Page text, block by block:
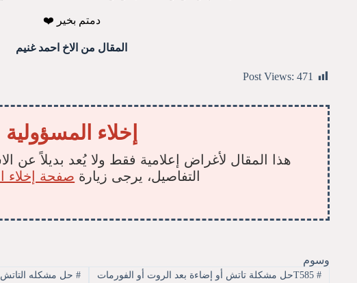
دمتم بخير ❤️
المقال من الاخ احمد غنيم
Post Views: 471
إخلاء المسؤولية
هذا المقال لأغراض إعلامية فقط ولا يُعد بديلاً عن
التفاصيل، يرجى زيارة صفحة إخلاء
وسوم
#T585حل مشكلة تاتش أو إضاءة بعد الروت أو الفورمات #حل مشكله التاتش